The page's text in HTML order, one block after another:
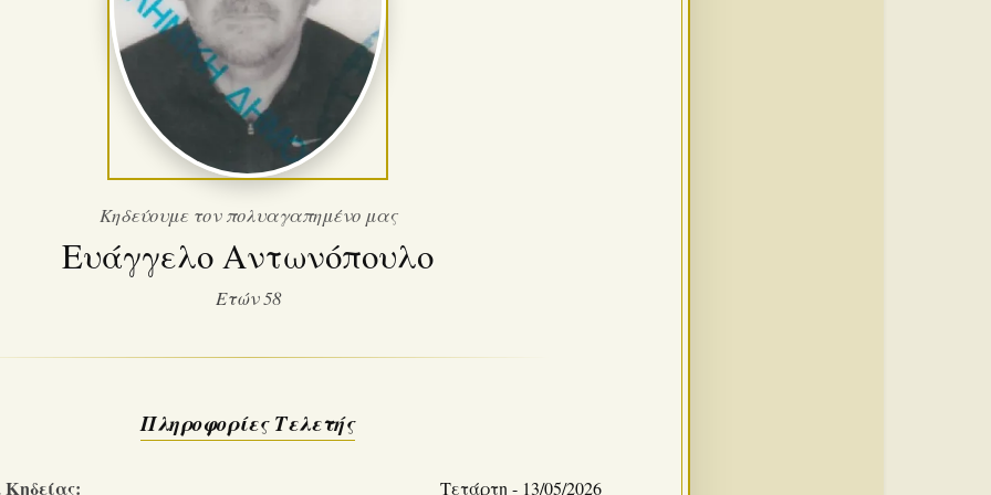
Κηδεύουμε τον πολυαγαπημένο μας
Ευάγγελο Αντωνόπουλο
Ετών 58
Πληροφορίες Τελετής
Τετάρτη - 13/05/2026